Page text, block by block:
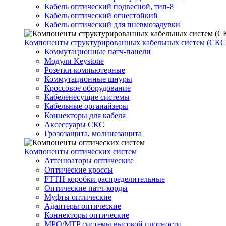
Кабель оптический подвесной, тип-8
Кабель оптический огнестойкий
Кабель оптический для пневмозадувки
Компоненты структурированных кабельных систем
Коммутационные патч-панели
Модули Keystone
Розетки компьютерные
Коммутационные шнуры
Кроссовое оборудование
Кабеленесущие системы
Кабельные органайзеры
Коннекторы для кабеля
Аксессуары СКС
Грозозащита, молниезащита
Компоненты оптических систем
Аттенюаторы оптические
Оптические кроссы
FTTH коробки распределительные
Оптические патч-корды
Муфты оптические
Адаптеры оптические
Коннекторы оптические
MPO/MTP системы высокой плотности